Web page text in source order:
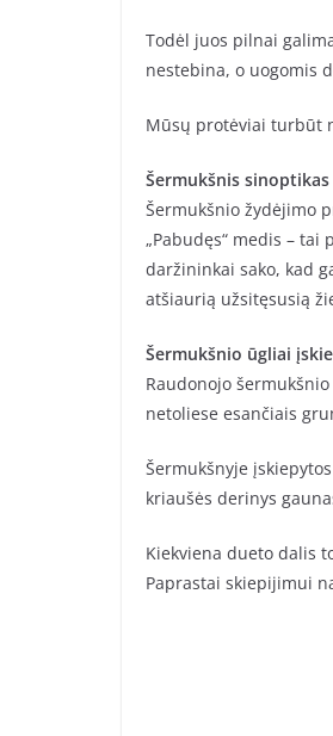
Todėl juos pilnai
nestebina, o uogomis
Mūsų protėviai turbūt
Šermukšnis sinoptikas
Šermukšnio žydėjimo
„Pabudęs“ medis –
daržininkai sako, kad
atšiaurią užsitęsusią
Šermukšnio ūgliai
Raudonojo
netoliese esančiais
Šermukšnyje
kriaušės derinys
Kiekviena dueto dalis
Paprastai skiepijimui